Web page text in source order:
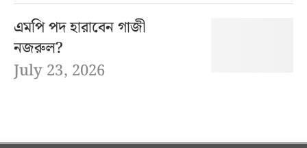
এমপি পদ হারাবেন গাজী
নজরুল?
July 23, 2026